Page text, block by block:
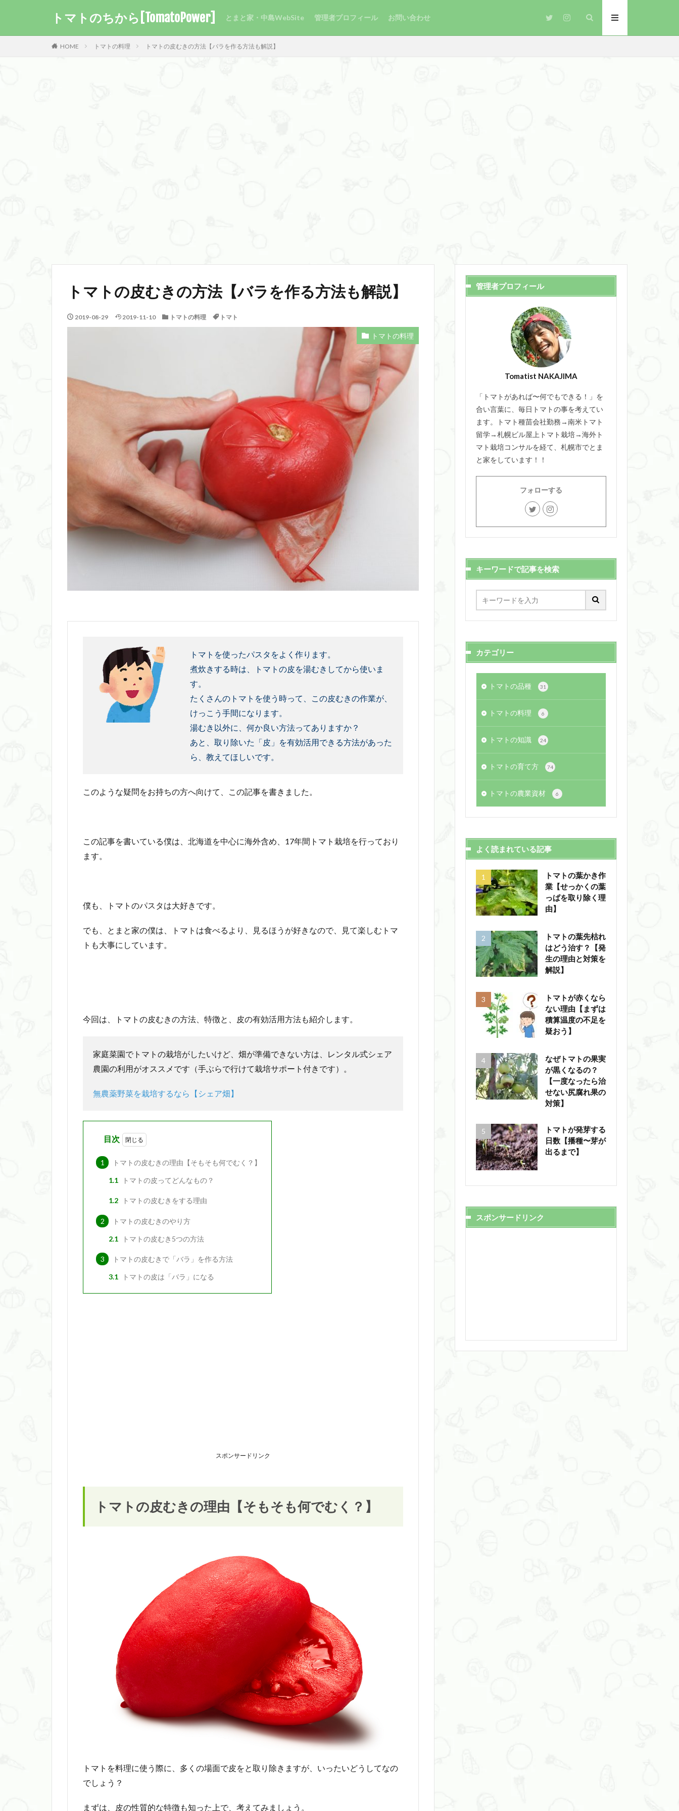
トマトのちから[TomatoPower] とまと家・中島WebSite 管理者プロフィール お問い合わせ
HOME トマトの料理 トマトの皮むきの方法【バラを作る方法も解説】
トマトの皮むきの方法【バラを作る方法も解説】
2019-08-29 2019-11-10 トマトの料理 トマト
トマトの料理
トマトを使ったパスタをよく作ります。
煮炊きする時は、トマトの皮を湯むきしてから使いま
す。
たくさんのトマトを使う時って、この皮むきの作業が、
けっこう手間になります。
湯むき以外に、何か良い方法ってありますか？
あと、取り除いた「皮」を有効活用できる方法があった
ら、教えてほしいです。
このような疑問をお持ちの方へ向けて、この記事を書きました。
この記事を書いている僕は、北海道を中心に海外含め、17年間トマト栽培を行っており
ます。
僕も、トマトのパスタは大好きです。
でも、とまと家の僕は、トマトは食べるより、見るほうが好きなので、見て楽しむトマ
トも大事にしています。
今回は、トマトの皮むきの方法、特徴と、皮の有効活用方法も紹介します。
家庭菜園でトマトの栽培がしたいけど、畑が準備できない方は、レンタル式シェア
農園の利用がオススメです（手ぶらで行けて栽培サポート付きです）。
無農薬野菜を栽培するなら【シェア畑】
目次
1 トマトの皮むきの理由【そもそも何でむく？】
1.1 トマトの皮ってどんなもの？
1.2 トマトの皮むきをする理由
2 トマトの皮むきのやり方
2.1 トマトの皮むき5つの方法
3 トマトの皮むきで「バラ」を作る方法
3.1 トマトの皮は「バラ」になる
スポンサードリンク
トマトの皮むきの理由【そもそも何でむく？】
トマトを料理に使う際に、多くの場面で皮をと取り除きますが、いったいどうしてなの
でしょう？
まずは、皮の性質的な特徴も知った上で、考えてみましょう。
管理者プロフィール
Tomatist NAKAJIMA
「トマトがあれば〜何でもできる！」を
合い言葉に、毎日トマトの事を考えてい
ます。トマト種苗会社勤務→南米トマト
留学→札幌ビル屋上トマト栽培→海外ト
マト栽培コンサルを経て、札幌市でとま
と家をしています！！
フォローする
キーワードで記事を検索
カテゴリー
トマトの品種 31
トマトの料理 6
トマトの知識 24
トマトの育て方 74
トマトの農業資材 6
よく読まれている記事
トマトの葉かき作
業【せっかくの葉
っぱを取り除く理
由】
トマトの葉先枯れ
はどう治す？【発
生の理由と対策を
解説】
トマトが赤くなら
ない理由【まずは
積算温度の不足を
疑おう】
なぜトマトの果実
が黒くなるの？
【一度なったら治
せない尻腐れ果の
対策】
トマトが発芽する
日数【播種〜芽が
出るまで】
スポンサードリンク